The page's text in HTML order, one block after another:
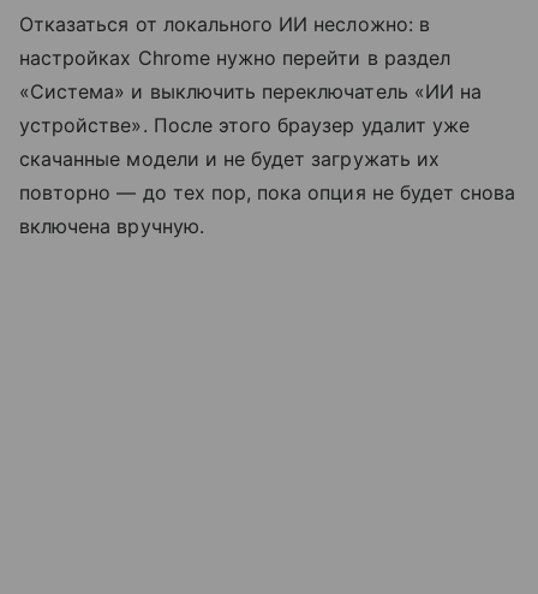
Отказаться от локального ИИ несложно: в
настройках Chrome нужно перейти в раздел
«Система» и выключить переключатель «ИИ на
устройстве». После этого браузер удалит уже
скачанные модели и не будет загружать их
повторно — до тех пор, пока опция не будет снова
включена вручную.